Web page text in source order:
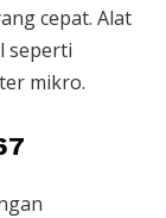
cepat. Alat
seperti
mikro.